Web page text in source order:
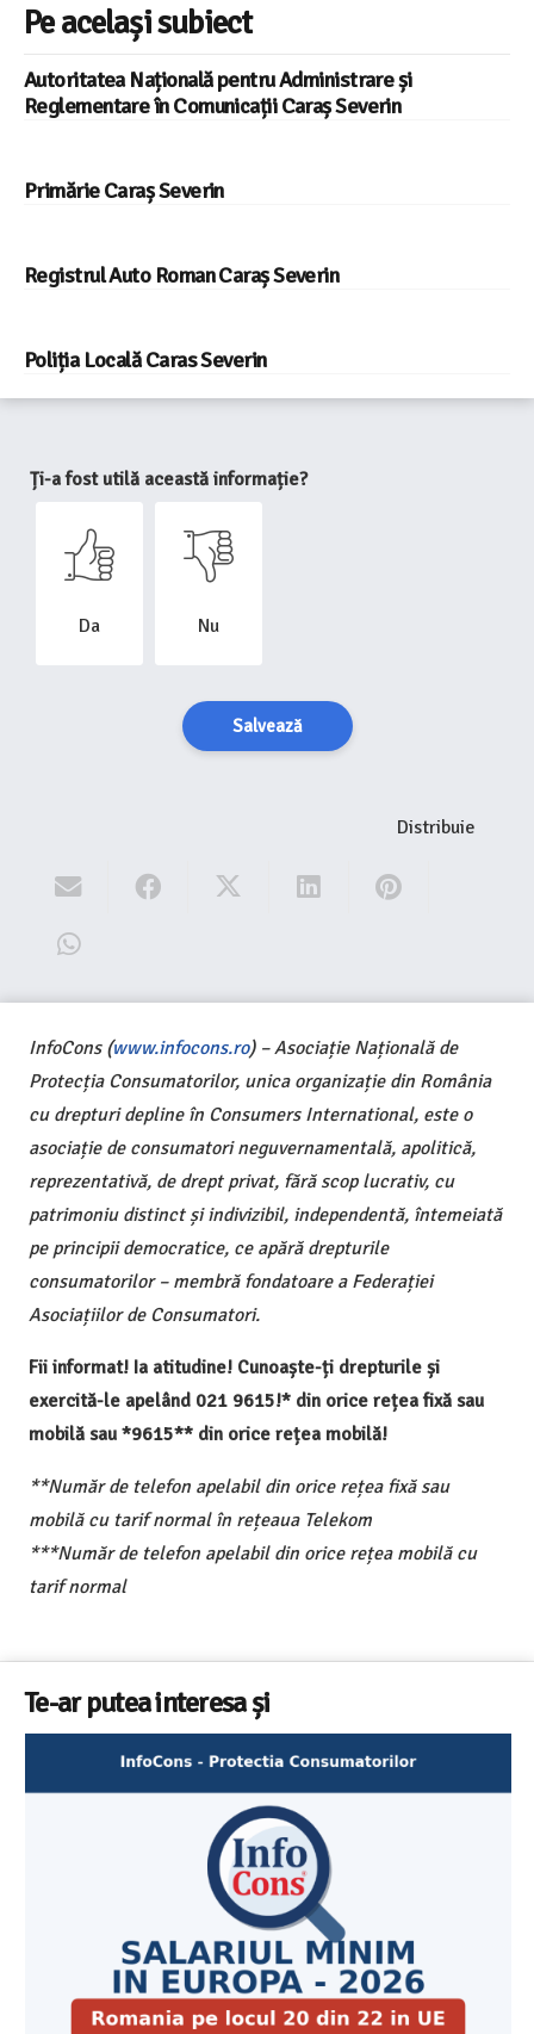
Pe același subiect
Autoritatea Națională pentru Administrare și
Reglementare în Comunicații Caraș Severin
Primărie Caraș Severin
Registrul Auto Roman Caraș Severin
Poliția Locală Caras Severin
Ți-a fost utilă această informație?
Da Nu
Salvează
Distribuie
InfoCons (www.infocons.ro) – Asociație Națională de
Protecția Consumatorilor, unica organizație din România
cu drepturi depline în Consumers International, este o
asociație de consumatori neguvernamentală, apolitică,
reprezentativă, de drept privat, fără scop lucrativ, cu
patrimoniu distinct și indivizibil, independentă, întemeiată
pe principii democratice, ce apără drepturile
consumatorilor – membră fondatoare a Federației
Asociațiilor de Consumatori.
Fii informat! Ia atitudine! Cunoaște-ți drepturile și
exercită-le apelând 021 9615!* din orice rețea fixă sau
mobilă sau *9615** din orice rețea mobilă!
**Număr de telefon apelabil din orice rețea fixă sau
mobilă cu tarif normal în rețeaua Telekom
***Număr de telefon apelabil din orice rețea mobilă cu
tarif normal
Te-ar putea interesa și